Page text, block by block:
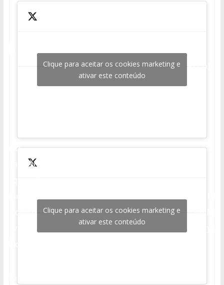
a gente ta assim
pic.twitter.com/VqIvJiCeJA
(@sourpeacch)
June 7, 2020
Clique para aceitar os cookies marketing e
ativar este conteúdo
da
covid-19
pic.twitter.com/zta0Y680cA
June
Clique para aceitar os cookies marketing e
ativar este conteúdo